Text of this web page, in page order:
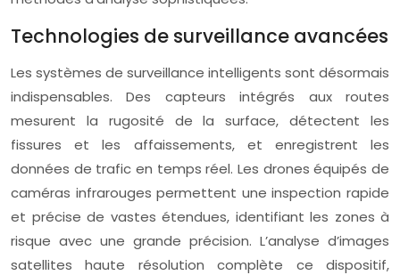
Technologies de surveillance avancées
Les systèmes de surveillance intelligents sont désormais
indispensables. Des capteurs intégrés aux routes
mesurent la rugosité de la surface, détectent les
fissures et les affaissements, et enregistrent les
données de trafic en temps réel. Les drones équipés de
caméras infrarouges permettent une inspection rapide
et précise de vastes étendues, identifiant les zones à
risque avec une grande précision. L’analyse d’images
satellites haute résolution complète ce dispositif,